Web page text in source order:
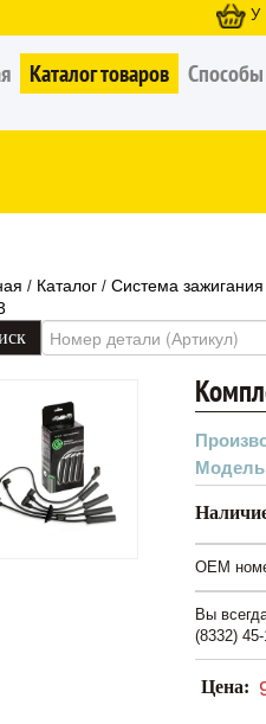
У
Каталог товаров
/ Каталог / Система зажигания
OEM
Вы
(8332)
Цена: